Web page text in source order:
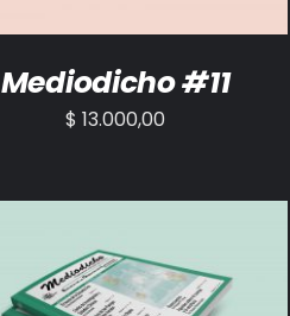
Mediodicho #11
$ 13.000,00